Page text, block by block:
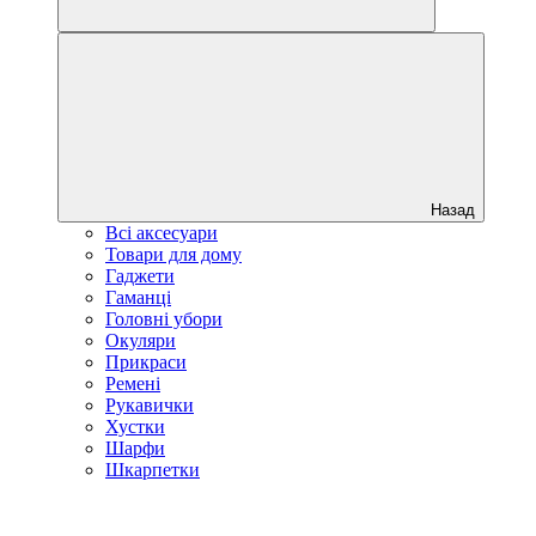
Назад
Всі аксесуари
Товари для дому
Гаджети
Гаманці
Головні убори
Окуляри
Прикраси
Ремені
Рукавички
Хустки
Шарфи
Шкарпетки